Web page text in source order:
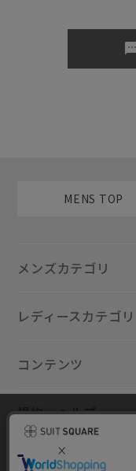
MENS TOP
メンズカテゴリ
レディースカテゴリ
コンテンツ
規約・ヘルプ
当サイトでは利用体験の
ックの分析を目的として